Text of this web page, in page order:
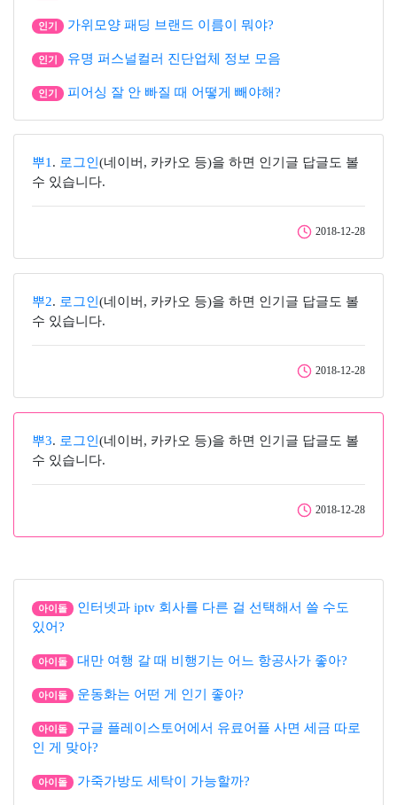
인기 가위모양 패딩 브랜드 이름이 뭐야?
인기 유명 퍼스널컬러 진단업체 정보 모음
인기 피어싱 잘 안 빠질 때 어떻게 빼야해?
뿌1 . 로그인 (네이버, 카카오 등)을 하면 인기글 답글도 볼
수 있습니다.
2018-12-28
뿌2. 로그인 (네이버, 카카오 등)을 하면 인기글 답글도 볼
수 있습니다.
2018-12-28
뿌3. 로그인 (네이버, 카카오 등)을 하면 인기글 답글도 볼
수 있습니다.
2018-12-28
아이돌
인터넷과 iptv 회사를 다른 걸 선택해서 쓸 수도
있어?
아이돌 대만 여행 갈 때 비행기는 어느 항공사가 좋아?
아이돌 운동화는 어떤 게 인기 좋아?
아이돌
구글 플레이스토어에서 유료어플 사면 세금 따로
인 게 맞아?
아이돌 가죽가방도 세탁이 가능할까?